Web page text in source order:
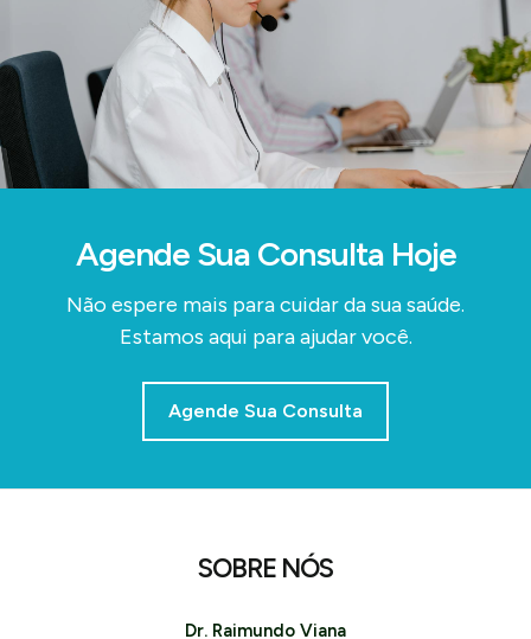
Agende Sua Consulta Hoje
Não espere mais para cuidar da sua saúde.
Estamos aqui para ajudar você.
Agende Sua Consulta
SOBRE NÓS
Dr. Raimundo Viana